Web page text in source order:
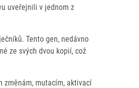
uveřejnili v jednom z
Tento gen, nedávno
ze svých dvou kopií, což
změnám, mutacím, aktivací